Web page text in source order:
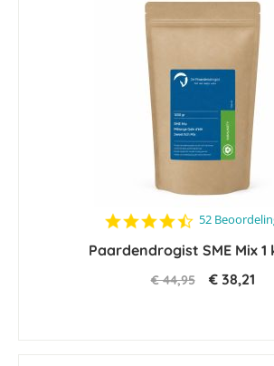
4.6
rating
52
Paardendrogist SME Mix 1
€ 44,95 € 38,21